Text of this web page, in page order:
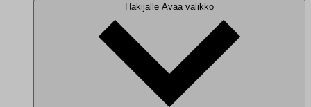
Hakijalle Avaa valikko